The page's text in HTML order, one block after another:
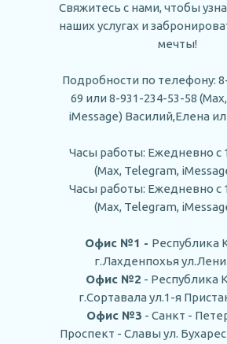
Свяжитесь с нами, чтобы
наших услугах и
мечты!
Подробности по телефону:
69 или 8-931-234-53-58
iMessage) Василий,Елена
Часы работы: Ежедневно с
(Max, Telegram,
Часы работы: Ежедневно с
(Max, Telegram,
Офис №1 - Республика
г.Лахденпохья
Офис №2 - Республика
г.Сортавала ул.1-я
Офис №3 - Санкт -
Проспект - Славы ул.